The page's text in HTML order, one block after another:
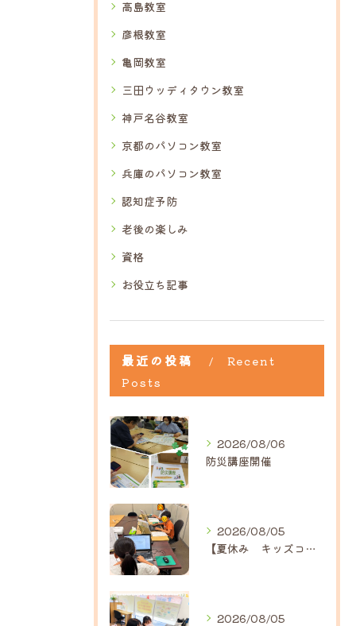
高島教室
彦根教室
亀岡教室
三田ウッディタウン教室
神戸名谷教室
京都のパソコン教室
兵庫のパソコン教室
認知症予防
老後の楽しみ
資格
お役立ち記事
最近の投稿
Recent
Posts
2026/08/06
防災講座開催
2026/08/05
【夏休み キッズコース】｜ひだまり近江八幡教室
2026/08/05